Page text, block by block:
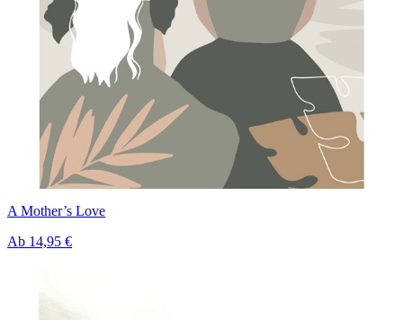
A Mother’s Love
Ab 14,95 €